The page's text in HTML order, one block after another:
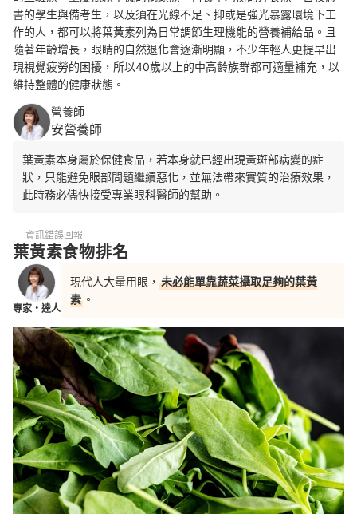
書的學生與備考生，以及須在光線不足、抑或是強光暴露環境下工
作的人，都可以將葉黃素列為日常調節生理機能的營養補給品。且
隨著年齡增長，眼睛的自然退化會逐漸明顯，不少年輕人更提早出
現視覺疲勞的困擾，所以40歲以上的中高齡族群都可適量補充，以
維持整體的健康狀態。
營養師
安營養師
葉黃素本身屬於保健食品，若本身就已經出現黃斑部病變的症
狀，只能避免眼部問題繼續惡化，並無法帶來實質的治療效果，
此時務必儘快接受專業眼科醫師的幫助。
資訊錯誤回報
葉黃素食物排名
專家・達人
現代人大量用眼， 未必能單靠蔬菜攝取足夠的葉黃
素 。